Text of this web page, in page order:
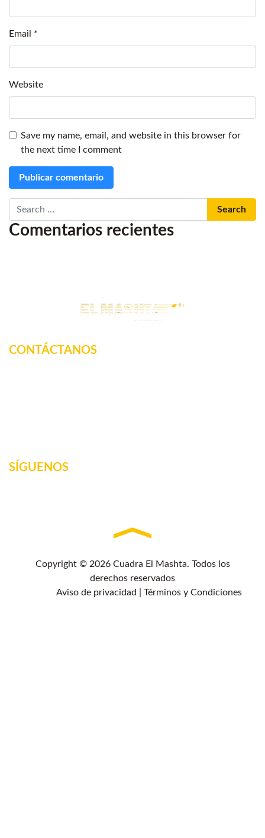
Email *
Website
Save my name, email, and website in this browser for
the next time I comment
Search
Comentarios recientes
CONTÁCTANOS
SÍGUENOS
Copyright © 2026 Cuadra El Mashta. Todos los
derechos reservados
Aviso de privacidad
Términos y Condiciones